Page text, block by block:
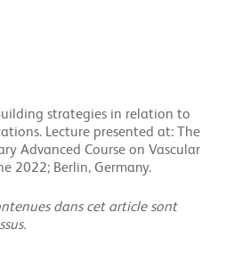
strategies in relation to
Lecture presented at: The
Advanced Course on Vascular
2022; Berlin, Germany.
dans cet article sont